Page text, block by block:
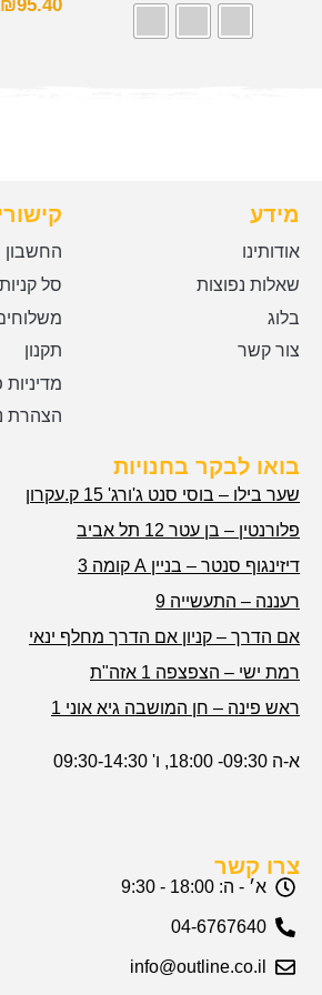
₪95.40
מידע
אודותינו
שאלות נפוצות
בלוג
צור קשר
החשבון
סל קניות
תקנון
הצהרת
בואו לבקר בחנויות
שער בילו – בוסי סנט ג'ורג' 15 ק.עקרון
פלורנטין – בן עטר 12 תל אביב
דיזינגוף סנטר – בניין A קומה 3
רעננה – התעשייה 9
אם הדרך – קניון אם הדרך מחלף ינאי
רמת ישי – הצפצפה 1 אזה"ת
ראש פינה – חן המושבה גיא אוני 1
א-ה 09:30- 18:00, ו' 09:30-14:30
צרו קשר
א׳ - ה: 18:00 - 9:30
04-6767640
info@outline.co.il